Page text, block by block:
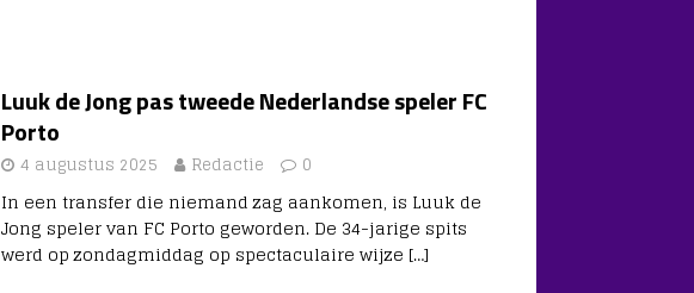
Luuk de Jong pas tweede Nederlandse speler FC
Porto
4 augustus 2025 Redactie 0
In een transfer die niemand zag aankomen, is Luuk de
Jong speler van FC Porto geworden. De 34-jarige spits
werd op zondagmiddag op spectaculaire wijze […]